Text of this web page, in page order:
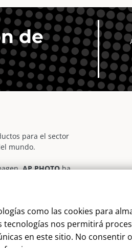
de
para el sector
mundo.
AP PHOTOha
como las cookies para
nos permitirá
en este sitio. No consentir